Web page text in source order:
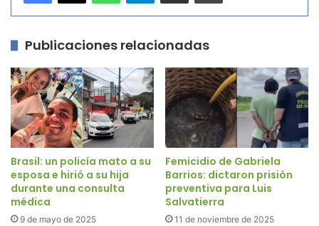
Publicaciones relacionadas
Brasil: un policía mato a su
esposa e hirió a su hija
durante una consulta
médica
9 de mayo de 2025
Femicidio de Gabriela
Barrios: dictaron prisión
preventiva para Luis
Salvatierra
11 de noviembre de 2025